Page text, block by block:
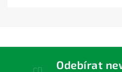
Odebírat